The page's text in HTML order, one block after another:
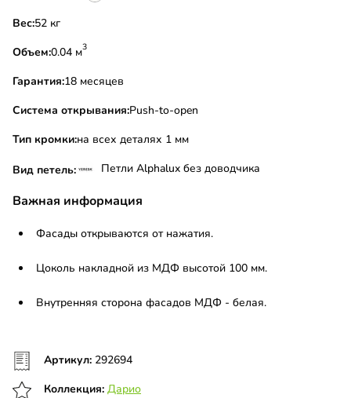
Вес:
52 кг
Объем:
0.04 м3
Гарантия:18 месяцев
Система открывания:Push-to-open
Тип кромки:на всех деталях 1 мм
Вид петель: Петли Alphalux без доводчика
Важная информация
Фасады открываются от нажатия.
Цоколь накладной из МДФ высотой 100 мм.
Внутренняя сторона фасадов МДФ - белая.
Артикул: 292694
Коллекция: Дарио